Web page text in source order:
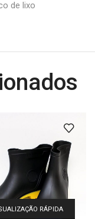
de lixo
RÁPIDA